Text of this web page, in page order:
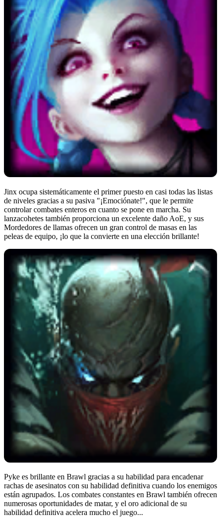
Jinx ocupa sistemáticamente el primer puesto en casi todas las listas
de niveles gracias a su pasiva "¡Emociónate!", que le permite
controlar combates enteros en cuanto se pone en marcha. Su
lanzacohetes también proporciona un excelente daño AoE, y sus
Mordedores de llamas ofrecen un gran control de masas en las
peleas de equipo, ¡lo que la convierte en una elección brillante!
Pyke es brillante en Brawl gracias a su habilidad para encadenar
rachas de asesinatos con su habilidad definitiva cuando los enemigos
están agrupados. Los combates constantes en Brawl también ofrecen
numerosas oportunidades de matar, y el oro adicional de su
habilidad definitiva acelera mucho el juego...